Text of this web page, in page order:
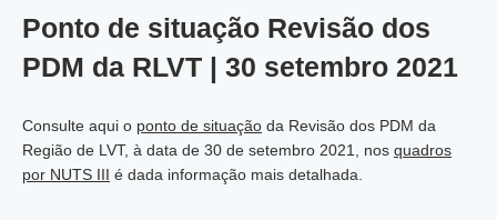
Ponto de situação Revisão dos
PDM da RLVT | 30 setembro 2021
Consulte aqui o ponto de situação da Revisão dos PDM da
Região de LVT, à data de 30 de setembro 2021, nos quadros
por NUTS III é dada informação mais detalhada.